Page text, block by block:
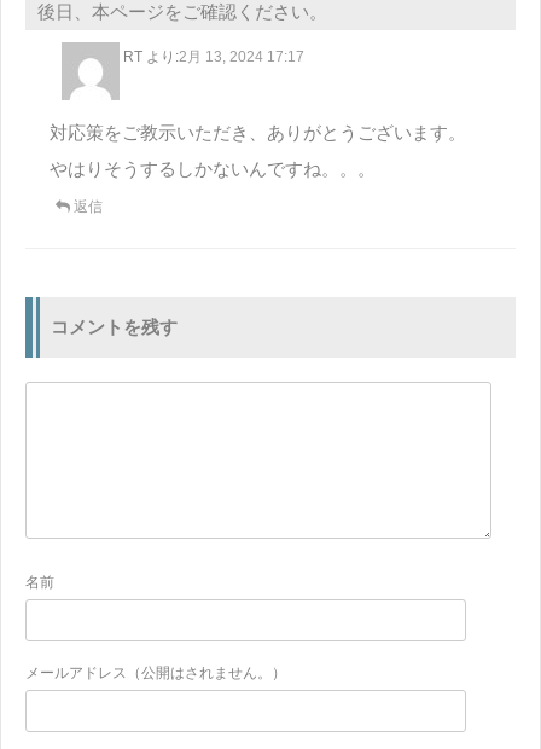
後日、本ページをご確認ください。
RT より:2月 13, 2024 17:17
対応策をご教示いただき、ありがとうございます。
やはりそうするしかないんですね。。。
返信
コメントを残す
名前
メールアドレス（公開はされません。）